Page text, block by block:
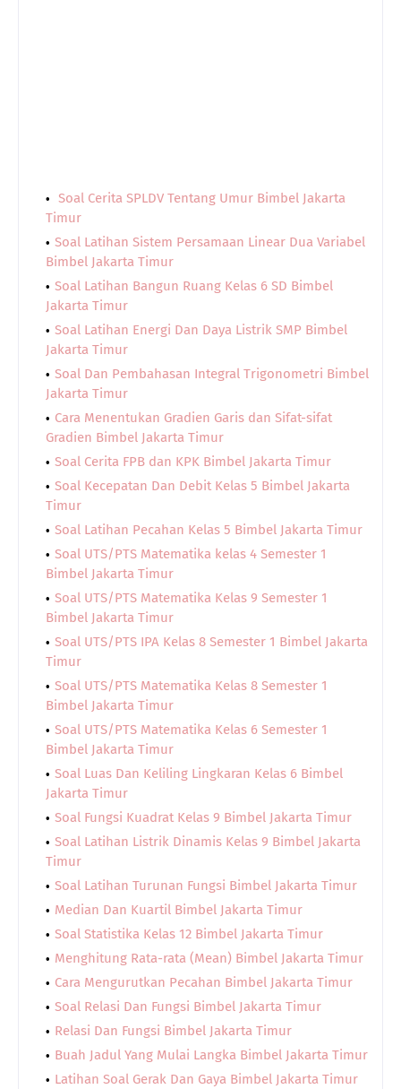
Soal Cerita SPLDV Tentang Umur Bimbel Jakarta
Timur
Soal Latihan Sistem Persamaan Linear Dua Variabel
Bimbel Jakarta Timur
Soal Latihan Bangun Ruang Kelas 6 SD Bimbel
Jakarta Timur
Soal Latihan Energi Dan Daya Listrik SMP Bimbel
Jakarta Timur
Soal Dan Pembahasan Integral Trigonometri Bimbel
Jakarta Timur
Cara Menentukan Gradien Garis dan Sifat-sifat
Gradien Bimbel Jakarta Timur
Soal Cerita FPB dan KPK Bimbel Jakarta Timur
Soal Kecepatan Dan Debit Kelas 5 Bimbel Jakarta
Timur
Soal Latihan Pecahan Kelas 5 Bimbel Jakarta Timur
Soal UTS/PTS Matematika kelas 4 Semester 1
Bimbel Jakarta Timur
Soal UTS/PTS Matematika Kelas 9 Semester 1
Bimbel Jakarta Timur
Soal UTS/PTS IPA Kelas 8 Semester 1 Bimbel Jakarta
Timur
Soal UTS/PTS Matematika Kelas 8 Semester 1
Bimbel Jakarta Timur
Soal UTS/PTS Matematika Kelas 6 Semester 1
Bimbel Jakarta Timur
Soal Luas Dan Keliling Lingkaran Kelas 6 Bimbel
Jakarta Timur
Soal Fungsi Kuadrat Kelas 9 Bimbel Jakarta Timur
Soal Latihan Listrik Dinamis Kelas 9 Bimbel Jakarta
Timur
Soal Latihan Turunan Fungsi Bimbel Jakarta Timur
Median Dan Kuartil Bimbel Jakarta Timur
Soal Statistika Kelas 12 Bimbel Jakarta Timur
Menghitung Rata-rata (Mean) Bimbel Jakarta Timur
Cara Mengurutkan Pecahan Bimbel Jakarta Timur
Soal Relasi Dan Fungsi Bimbel Jakarta Timur
Relasi Dan Fungsi Bimbel Jakarta Timur
Buah Jadul Yang Mulai Langka Bimbel Jakarta Timur
Latihan Soal Gerak Dan Gaya Bimbel Jakarta Timur